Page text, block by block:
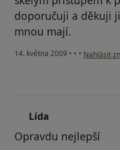
doporučuji a děkuji
mnou mají.
14. května 2009 • • • podle
Nahlásit
Lída
Opravdu nejlepší